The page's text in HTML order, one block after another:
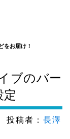
をお届け！
ブのバー
定
投稿者： 長澤